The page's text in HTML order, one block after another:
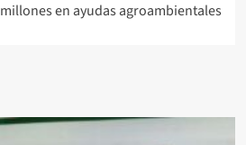
millones en ayudas agroambientales